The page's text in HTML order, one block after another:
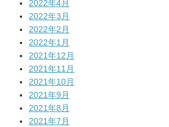
2022年4月
2022年3月
2022年2月
2022年1月
2021年12月
2021年11月
2021年10月
2021年9月
2021年8月
2021年7月